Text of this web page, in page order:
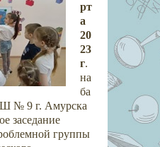
рт
а
20
23
г.
на
ба
№ 9 г. Амурска
заседание
группы